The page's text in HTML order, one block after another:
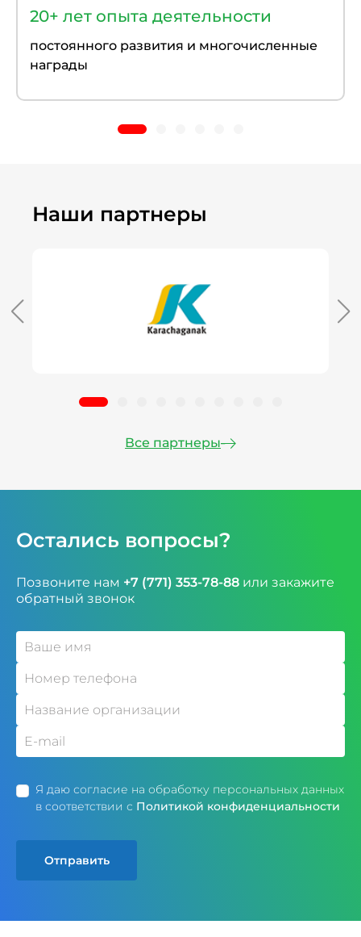
20+ лет опыта деятельности
постоянного развития и многочисленные
награды
Наши партнеры
Все партнеры
Остались вопросы?
Позвоните нам +7 (771) 353-78-88 или закажите
обратный звонок
Я даю согласие на обработку персональных данных
в соответствии с Политикой конфиденциальности
Отправить